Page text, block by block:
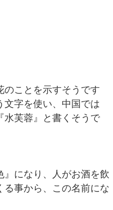
のことを示すそうです
文字を使い、中国では
水芙蓉』と書くそうで
』になり、人がお酒を飲
る事から、この名前にな